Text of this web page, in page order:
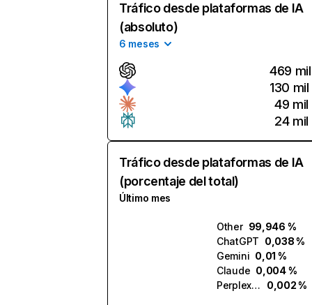
Tráfico desde plataformas de IA
(absoluto)
6 meses
469 mil
130 mil
49 mil
24 mil
Tráfico desde plataformas de IA
(porcentaje del total)
Último mes
Other 99,946 %
ChatGPT 0,038 %
Gemini 0,01 %
Claude 0,004 %
Perplexity
0,002 %